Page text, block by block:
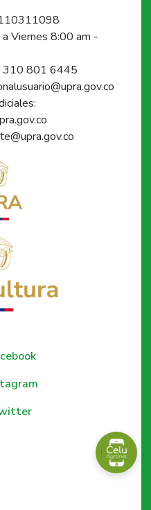
Viernes 8:00 am -
310 801 6445